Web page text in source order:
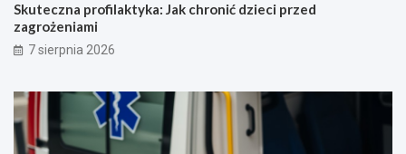
Skuteczna profilaktyka: Jak chronić dzieci przed
zagrożeniami
7 sierpnia 2026